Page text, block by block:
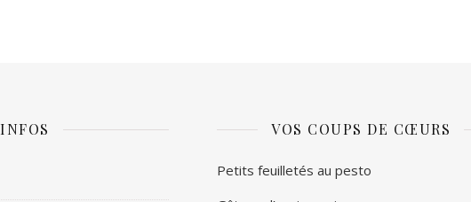
INFOS VOS COUPS DE CŒURS
Petits feuilletés au pesto